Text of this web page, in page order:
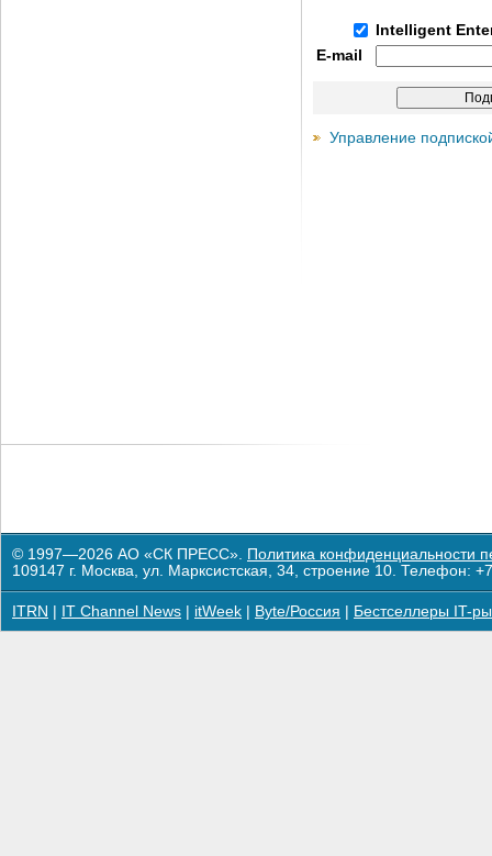
Intelligent
E-mail
Управление
© 1997—2026 АО «СК ПРЕСС». Политика конфиденциальности
109147 г. Москва, ул. Марксистская, 34, строение 10. Телефон:
ITRN IT Channel News itWeek Byte/Россия Бестселлеры IT-